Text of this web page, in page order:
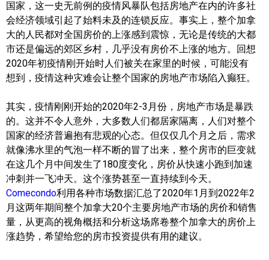
怡陶碧谷楼花项目
北约克楼花项目
世嘉堡楼花项目
密西沙加社区介绍
密西沙加楼花项目
奥克维尔社区介绍
奥克维尔楼花项目
列治文山楼花项目
旺市楼花项目
国家，这一史无前例的疫情风暴队包括房地产在内的许多社
会经济领域引起了始料未及的连锁反应。事实上，整个加拿
大的人民都对全国房价的上涨感到震惊，无论是传统的大都
市还是偏远的郊区乡村，几乎没有房价不上涨的地方。回想
2020年初疫情刚开始时人们被关在家里的时候，可能没有
想到，疫情这种灾难会让整个国家的房地产市场陷入癫狂。
其实，疫情刚刚开始的2020年2-3月份，房地产市场是暴跌
的。这并不令人意外，大多数人们都居家隔离，人们对整个
国家的经济普遍抱有悲观的心态。但仅仅几个月之后，需求
就像沸水里的气泡一样不断的冒了出来，整个房市的巨变就
在这几个月中间发生了180度变化，房价从快速小跑到加速
冲刺并一飞冲天。这个涨势甚至一直持续到今天。
Comecondo利用各种市场数据汇总了2020年1月到2022年2
月这两年期间整个加拿大20个主要房地产市场的房价和销售
量，从更高的视角概括和分析这场席卷整个加拿大的房价上
涨趋势，希望给您的房市投资提供有用的建议。